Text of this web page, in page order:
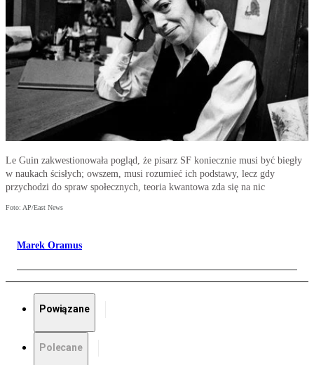
Le Guin zakwestionowała pogląd, że pisarz SF koniecznie musi być biegły
w naukach ścisłych; owszem, musi rozumieć ich podstawy, lecz gdy
przychodzi do spraw społecznych, teoria kwantowa zda się na nic
Foto: AP/East News
Marek Oramus
Powiązane
Polecane